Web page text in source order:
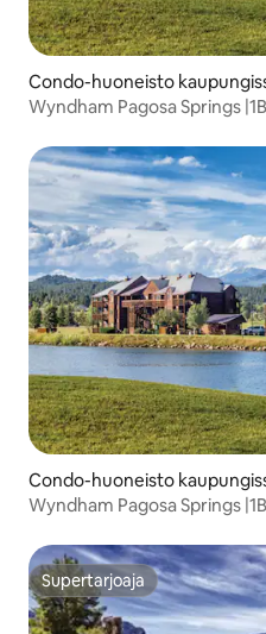
Condo-huoneisto
Wyndham Pagosa Springs
Condo-huoneisto
Wyndham Pagosa Springs
Supertarjoaja
Supertarjoaja